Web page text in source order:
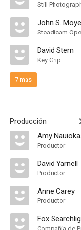
Still
John S.
David Stern
Key Grip
7 más
Producción
Amy
Productor
David Yarnell
Productor
Anne Carey
Productor
Fox